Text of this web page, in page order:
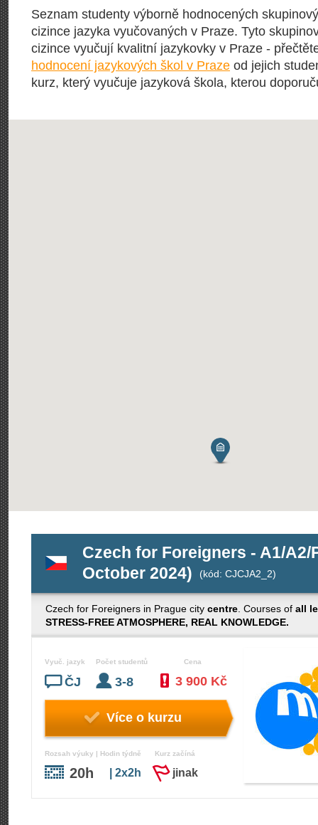
Seznam studenty výborně hodnocených
cizince jazyka vyučovaných v Praze. Tyto
cizince vyučují kvalitní jazykovky v Praze -
hodnocení jazykových škol v Praze od jejich
kurz, který vyučuje jazyková škola, kterou
Czech for Foreigners - A1/
October 2024)
(kód: CJCJA2_2)
Czech for Foreigners in Prague city centre . Courses of all
STRESS-FREE ATMOSPHERE, REAL KNOWLEDGE.
Vyuč. jazyk
ČJ
Počet studentů
3-8
Cena
3 900 Kč
Více o kurzu
Rozsah výuky | Hodin týdně
20h | 2x2h
Kurz začíná
jinak